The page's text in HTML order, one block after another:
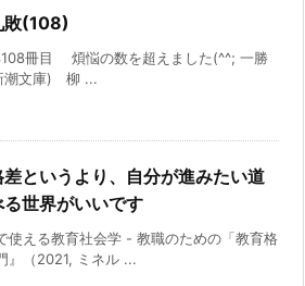
敗(108)
冊目 煩悩の数を超えました(^^; 一勝
潮文庫) 柳 ...
というより、自分が進みたい道
る世界がいいです
使える教育社会学 - 教職のための「教育格
』（2021, ミネル ...